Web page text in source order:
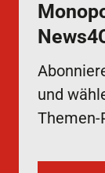
und
Themen-